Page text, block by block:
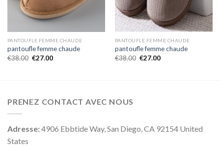
PANTOUFLE FEMME CHAUDE
pantoufle femme chaude
€38.00 €27.00
PANTOUFLE FEMME CHAUDE
pantoufle femme chaude
€38.00 €27.00
PRENEZ CONTACT AVEC NOUS
Adresse:4906 Ebbtide Way, San Diego, CA 92154 United
States